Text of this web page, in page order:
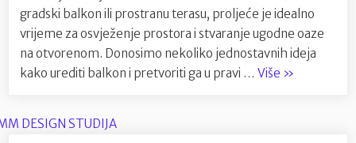
užitak
gradski balkon ili prostranu terasu, proljeće je idealno
vrijeme za osvježenje prostora i stvaranje ugodne oaze
na otvorenom. Donosimo nekoliko jednostavnih ideja
kako urediti balkon i pretvoriti ga u pravi … Više “Kako
»